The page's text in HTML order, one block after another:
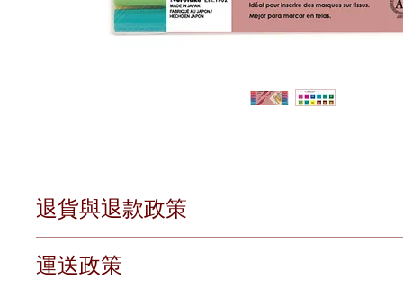
退貨與退款政策
退貨條件
對於有損毀狀況的貨品，或因意外情況未能
運送政策